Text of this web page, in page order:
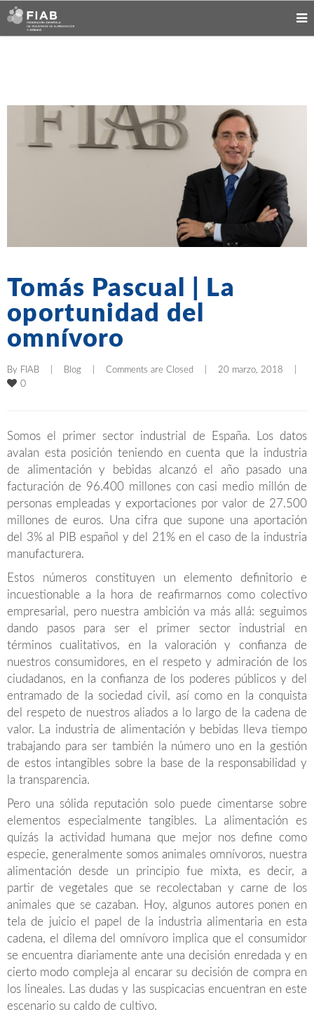
Tomás Pascual | La
oportunidad del
omnívoro
By FIAB Blog Comments are Closed 20 marzo, 2018
0
Somos el primer sector industrial de España. Los datos
avalan esta posición teniendo en cuenta que la industria
de alimentación y bebidas alcanzó el año pasado una
facturación de 96.400 millones con casi medio millón de
personas empleadas y exportaciones por valor de 27.500
millones de euros. Una cifra que supone una aportación
del 3% al PIB español y del 21% en el caso de la industria
manufacturera.
Estos números constituyen un elemento definitorio e
incuestionable a la hora de reafirmarnos como colectivo
empresarial, pero nuestra ambición va más allá: seguimos
dando pasos para ser el primer sector industrial en
términos cualitativos, en la valoración y confianza de
nuestros consumidores, en el respeto y admiración de los
ciudadanos, en la confianza de los poderes públicos y del
entramado de la sociedad civil, así como en la conquista
del respeto de nuestros aliados a lo largo de la cadena de
valor. La industria de alimentación y bebidas lleva tiempo
trabajando para ser también la número uno en la gestión
de estos intangibles sobre la base de la responsabilidad y
la transparencia.
Pero una sólida reputación solo puede cimentarse sobre
elementos especialmente tangibles. La alimentación es
quizás la actividad humana que mejor nos define como
especie, generalmente somos animales omnívoros, nuestra
alimentación desde un principio fue mixta, es decir, a
partir de vegetales que se recolectaban y carne de los
animales que se cazaban. Hoy, algunos autores ponen en
tela de juicio el papel de la industria alimentaria en esta
cadena, el dilema del omnívoro implica que el consumidor
se encuentra diariamente ante una decisión enredada y en
cierto modo compleja al encarar su decisión de compra en
los lineales. Las dudas y las suspicacias encuentran en este
escenario su caldo de cultivo.